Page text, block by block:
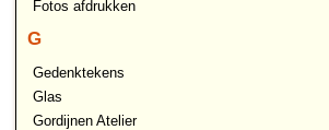
Fotos afdrukken
G
Gedenktekens
Glas
Gordijnen Atelier